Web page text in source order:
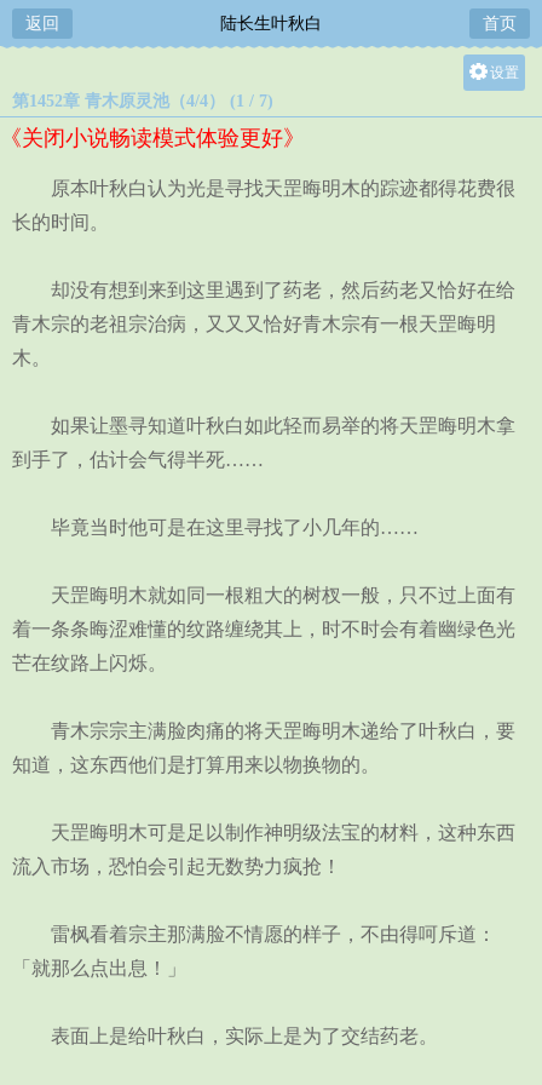
返回 陆长生叶秋白 首页
设置
中
第1452章 青木原灵池（4/4） (1 / 7)
《关闭小说畅读模式体验更好》
原本叶秋白认为光是寻找天罡晦明木的踪迹都得花费很
长的时间。
却没有想到来到这里遇到了药老，然后药老又恰好在给
青木宗的老祖宗治病，又又又恰好青木宗有一根天罡晦明
木。
如果让墨寻知道叶秋白如此轻而易举的将天罡晦明木拿
到手了，估计会气得半死……
毕竟当时他可是在这里寻找了小几年的……
天罡晦明木就如同一根粗大的树杈一般，只不过上面有
着一条条晦涩难懂的纹路缠绕其上，时不时会有着幽绿色光
芒在纹路上闪烁。
青木宗宗主满脸肉痛的将天罡晦明木递给了叶秋白，要
知道，这东西他们是打算用来以物换物的。
天罡晦明木可是足以制作神明级法宝的材料，这种东西
流入市场，恐怕会引起无数势力疯抢！
雷枫看着宗主那满脸不情愿的样子，不由得呵斥道：
「就那么点出息！」
表面上是给叶秋白，实际上是为了交结药老。